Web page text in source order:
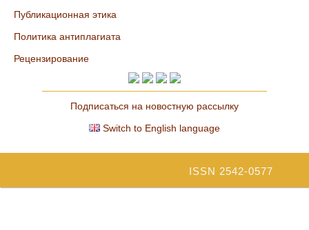
Публикационная этика
Политика антиплагиата
Рецензирование
Подписаться на новостную рассылку
Switch to English language
ISSN 2542-0577